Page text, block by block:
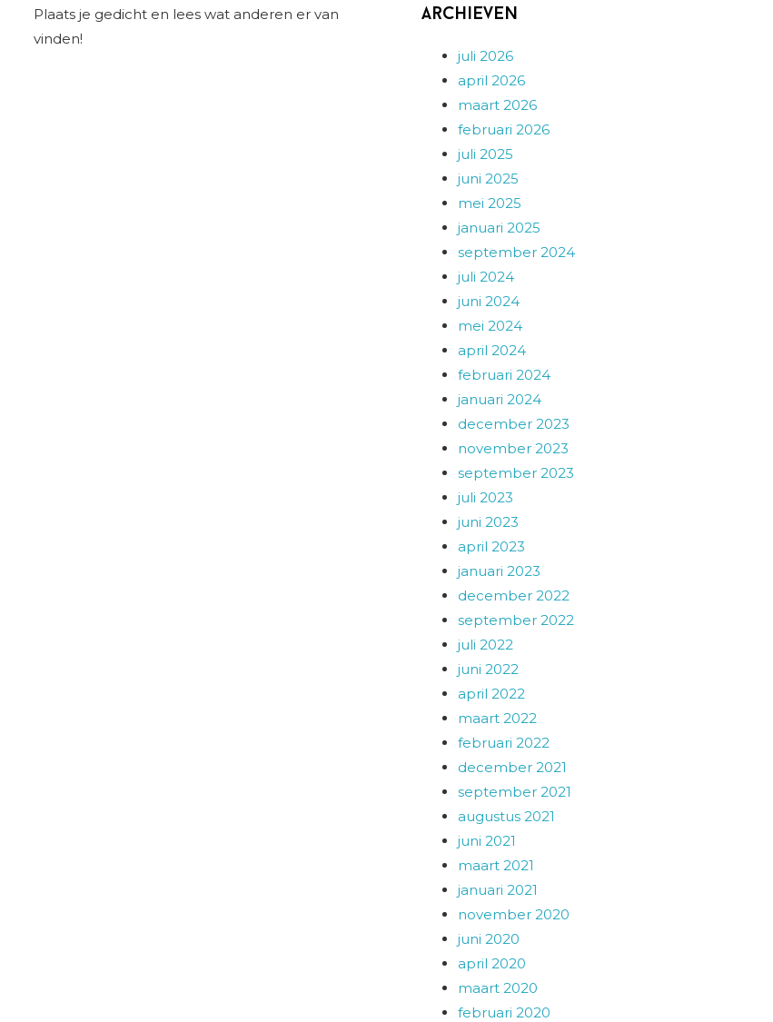
Plaats je gedicht en lees wat anderen er van
vinden!
Archieven
juli 2026
april 2026
maart 2026
februari 2026
juli 2025
juni 2025
mei 2025
januari 2025
september 2024
juli 2024
juni 2024
mei 2024
april 2024
februari 2024
januari 2024
december 2023
november 2023
september 2023
juli 2023
juni 2023
april 2023
januari 2023
december 2022
september 2022
juli 2022
juni 2022
april 2022
maart 2022
februari 2022
december 2021
september 2021
augustus 2021
juni 2021
maart 2021
januari 2021
november 2020
juni 2020
april 2020
maart 2020
februari 2020